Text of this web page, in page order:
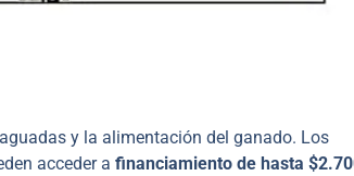
y la alimentación del ganado. Los
acceder a financiamiento de hasta